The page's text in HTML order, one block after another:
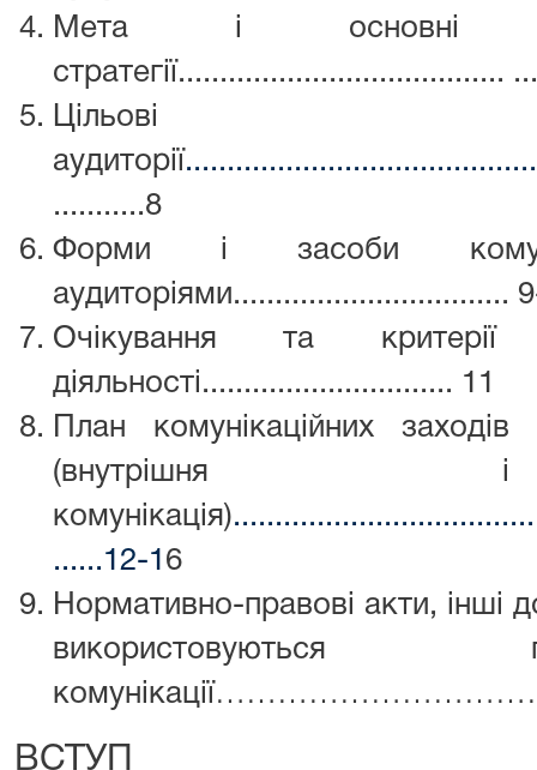
Мета і основні
стратегії.......................................
Цільові
аудиторії
...........8
Форми і засоби
аудиторіями.................................
Очікування та критерії
діяльності.............................. 11
План комунікаційних
(внутрішня
комунікація)
......12-1 6
Нормативно-правові акти, інші
ВСТУП